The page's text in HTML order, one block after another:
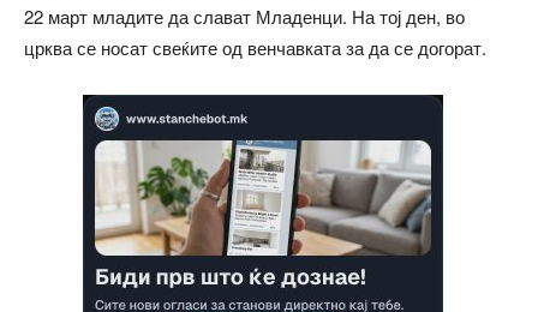
22 март младите да слават Младенци. На тој ден, во
црква се носат свеќите од венчавката за да се догорат.